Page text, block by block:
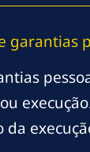
garantias
da